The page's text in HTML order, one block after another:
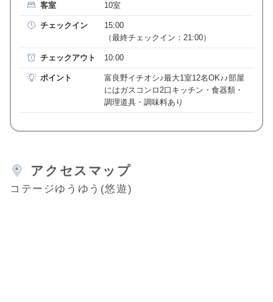
客室 10室
チェックイン
15:00
（最終チェックイン：21:00）
チェックアウト 10:00
ポイント
富良野イチオシ♪最大1室12名OK♪♪部屋
にはガスコンロ2口キッチン・食器類・
調理道具・調味料あり
アクセスマップ
コテージゆうゆう(悠遊)